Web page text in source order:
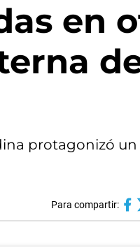
en
protagonizó
Para compartir: